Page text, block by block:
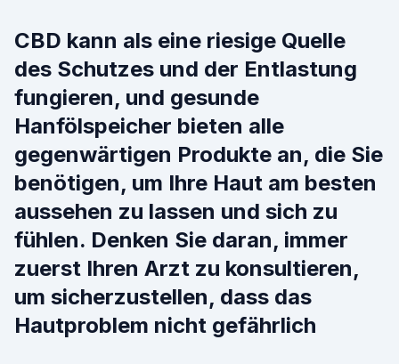
CBD kann als eine riesige Quelle
des Schutzes und der Entlastung
fungieren, und gesunde
Hanfölspeicher bieten alle
gegenwärtigen Produkte an, die Sie
benötigen, um Ihre Haut am besten
aussehen zu lassen und sich zu
fühlen. Denken Sie daran, immer
zuerst Ihren Arzt zu konsultieren,
um sicherzustellen, dass das
Hautproblem nicht gefährlich